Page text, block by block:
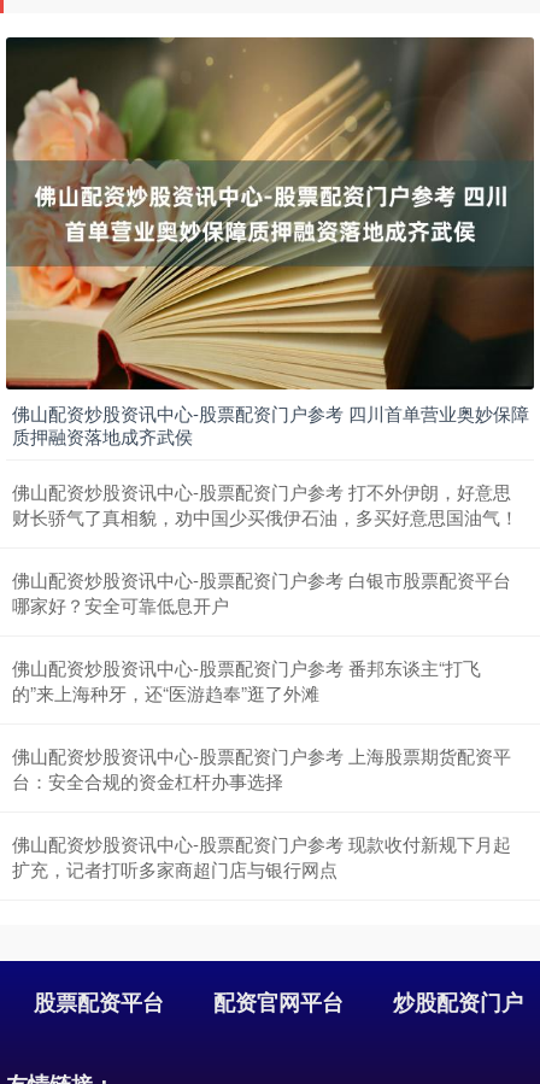
期指IC0 7877.80 +164.40
上证综指 3940.04 +39.68 +1.02%
深证成指 14311.01 +200.89 +1.42%
沪深300 4694.44 +43.13 +0.93%
佛山配资炒股资讯中心-股票配资门户参考 四川首单营业奥妙保障
质押融资落地成齐武侯
佛山配资炒股资讯中心-股票配资门户参考 打不外伊朗，好意思
财长骄气了真相貌，劝中国少买俄伊石油，多买好意思国油气！
佛山配资炒股资讯中心-股票配资门户参考 白银市股票配资平台
哪家好？安全可靠低息开户
佛山配资炒股资讯中心-股票配资门户参考 番邦东谈主“打飞
的”来上海种牙，还“医游趋奉”逛了外滩
佛山配资炒股资讯中心-股票配资门户参考 上海股票期货配资平
台：安全合规的资金杠杆办事选择
佛山配资炒股资讯中心-股票配资门户参考 现款收付新规下月起
扩充，记者打听多家商超门店与银行网点
股票配资平台 配资官网平台 炒股配资门户